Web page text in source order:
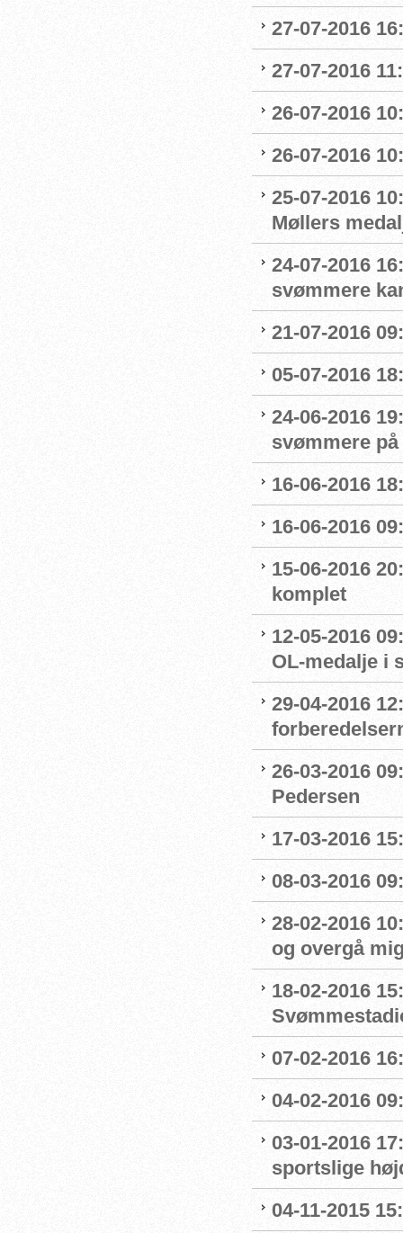
27-07-2016
27-07-2016
26-07-2016
26-07-2016
25-07-2016
Møllers
24-07-2016
svømmere
21-07-2016
05-07-2016
24-06-2016
svømmere
16-06-2016
16-06-2016
15-06-2016
komplet
12-05-2016
OL-medalje i
29-04-2016
26-03-2016
Pedersen
17-03-2016
08-03-2016
28-02-2016
og overgå
18-02-2016
07-02-2016
04-02-2016
03-01-2016
sportslige
04-11-2015